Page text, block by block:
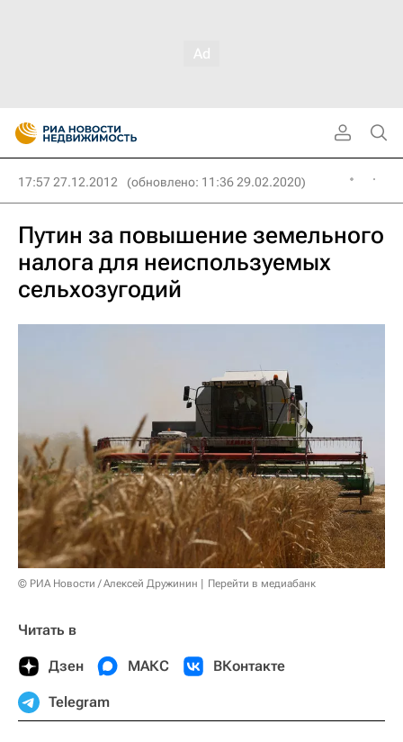
17:57 27.12.2012 (обновлено: 11:36 29.02.2020)
Путин за повышение земельного
налога для неиспользуемых
сельхозугодий
© РИА Новости / Алексей Дружинин Перейти в медиабанк
Читать в
Дзен МАКС ВКонтакте
Telegram